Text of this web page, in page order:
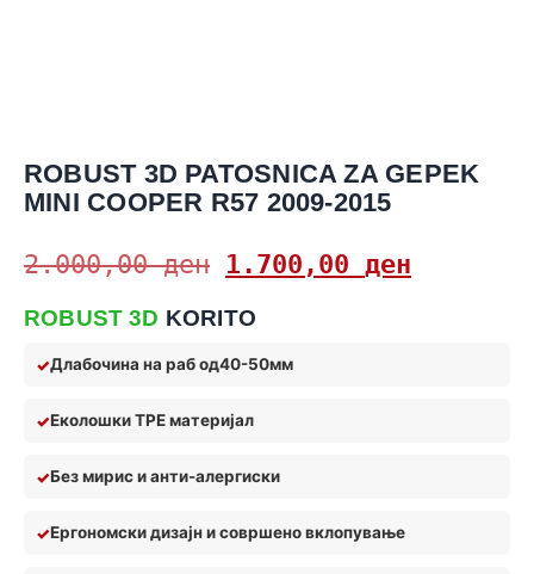
ROBUST 3D PATOSNICA ZA GEPEK
MINI COOPER R57 2009-2015
2.000,00ден 1.700,00 ден
ROBUST 3D KORITO
Длабочина на раб од40-50мм
Еколошки TPE материјал
Без мирис и анти-алергиски
Ергономски дизајн и совршено вклопување